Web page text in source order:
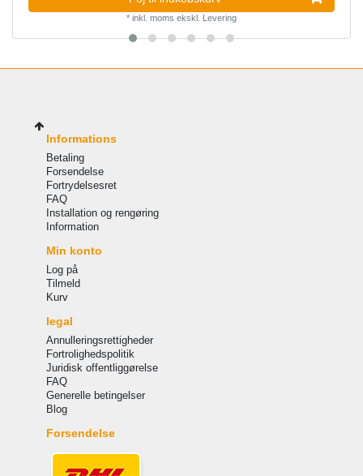
* inkl. moms ekskl. Levering
Informations
Betaling
Forsendelse
Fortrydelsesret
FAQ
Installation og rengøring
Information
Min konto
Log på
Tilmeld
Kurv
legal
Annulleringsrettigheder
Fortrolighedspolitik
Juridisk offentliggørelse
FAQ
Generelle betingelser
Blog
Forsendelse